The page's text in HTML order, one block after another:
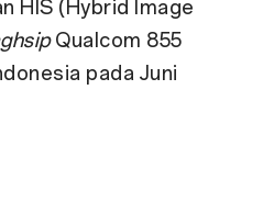
HIS (Hybrid Image
Qualcom 855
pada Juni